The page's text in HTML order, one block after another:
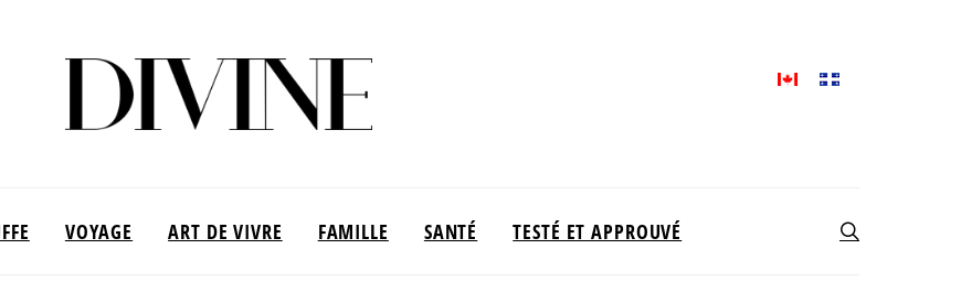
VOYAGE ART DE VIVRE FAMILLE SANTÉ TESTÉ ET APPROUVÉ